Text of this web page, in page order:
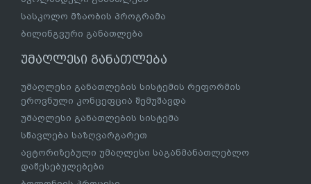
სასკოლო მზაობის პროგრამა
ბილინგვური განათლება
უმაღლესი განათლება
უმაღლესი განათლების სისტემის რეფორმის
ეროვნული კონცეფცია შემუშავდა
უმაღლესი განათლების სისტემა
სწავლება საზღვარგარეთ
ავტორიზებული უმაღლესი საგანმანათლებლო
დაწესებულებები